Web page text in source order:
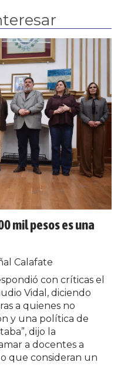
mil pesos es una
Calafate
con críticas el
Vidal, diciendo
a quienes no
y una política de
dijo la
a docentes a
que consideran un